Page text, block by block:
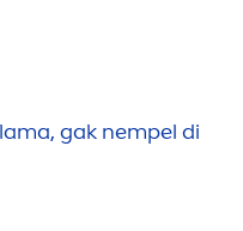
gak nempel di